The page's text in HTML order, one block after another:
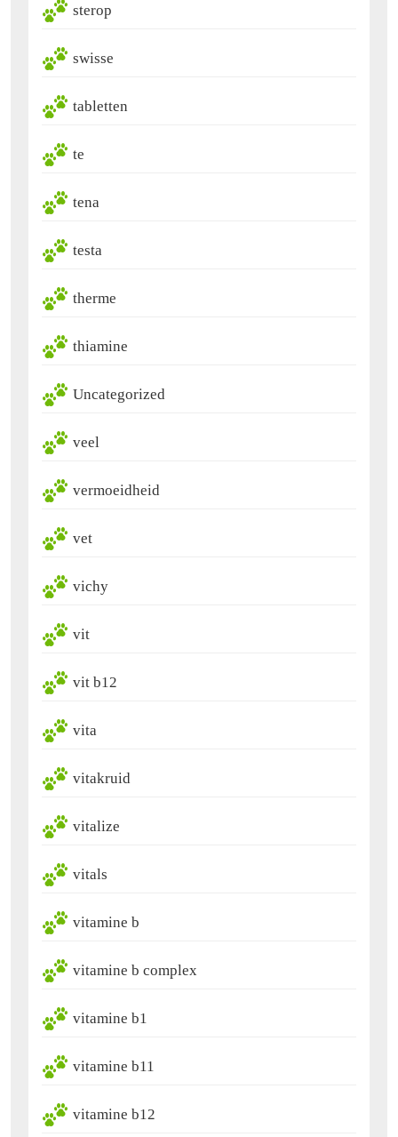
sterop
swisse
tabletten
te
tena
testa
therme
thiamine
Uncategorized
veel
vermoeidheid
vet
vichy
vit
vit b12
vita
vitakruid
vitalize
vitals
vitamine b
vitamine b complex
vitamine b1
vitamine b11
vitamine b12